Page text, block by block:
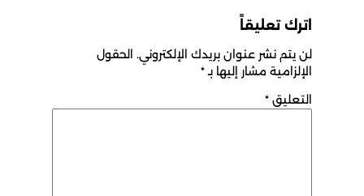
اترك تعليقاً
لن يتم نشر عنوان بريدك الإلكتروني. الحقول
الإلزامية مشار إليها بـ*
التعليق *